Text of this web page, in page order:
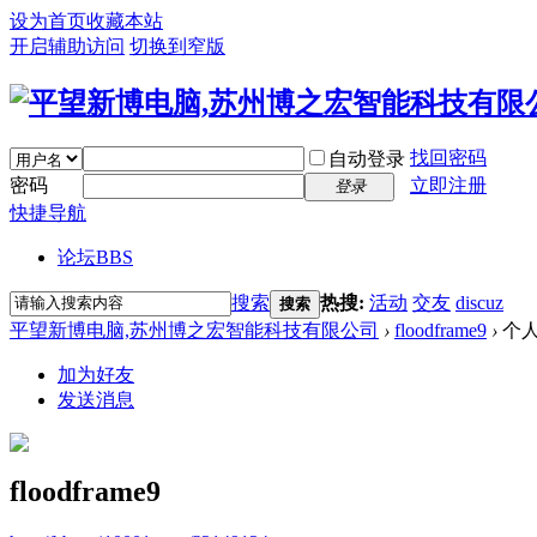
设为首页收藏本站
开启辅助访问 切换到窄版
自动登录 找回密码
密码
登录
立即注册
快捷导航
论坛BBS
搜索 搜索 热搜: 活动 交友 discuz
平望新博电脑,苏州博之宏智能科技有限公司 › floodframe9 › 个
加为好友
发送消息
floodframe9